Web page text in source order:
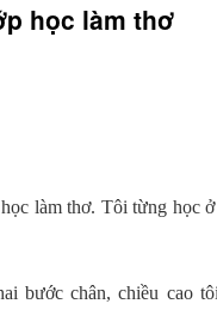
học làm thơ
làm thơ. Tôi từng học
bước chân, chiều cao